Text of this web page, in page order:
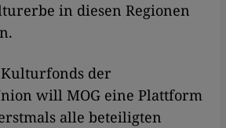
in diesen Regionen
der
will MOG eine Plattform
alle beteiligten